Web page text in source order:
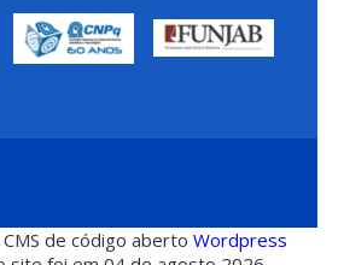
de código abertoWordpress